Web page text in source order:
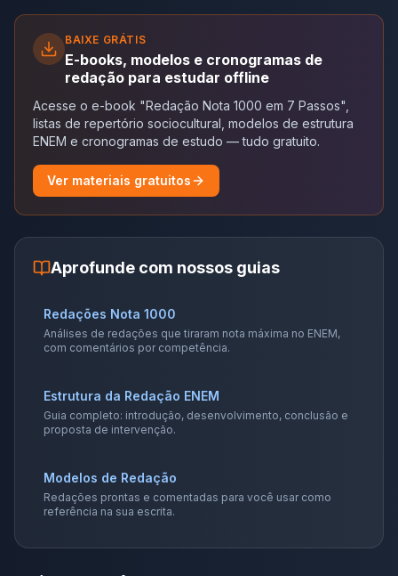
BAIXE GRÁTIS
E-books, modelos e cronogramas de
redação para estudar offline
Acesse o e-book "Redação Nota 1000 em 7 Passos",
listas de repertório sociocultural, modelos de estrutura
ENEM e cronogramas de estudo — tudo gratuito.
Ver materiais gratuitos
Aprofunde com nossos guias
Redações Nota 1000
Análises de redações que tiraram nota máxima no ENEM,
com comentários por competência.
Estrutura da Redação ENEM
Guia completo: introdução, desenvolvimento, conclusão e
proposta de intervenção.
Modelos de Redação
Redações prontas e comentadas para você usar como
referência na sua escrita.